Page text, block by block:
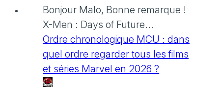
Bonjour Malo, Bonne remarque !
X-Men : Days of Future...
Ordre chronologique MCU : dans
quel ordre regarder tous les films
et séries Marvel en 2026 ?